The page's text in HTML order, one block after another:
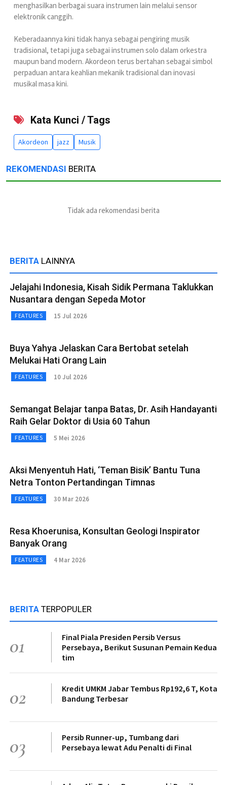
menghasilkan berbagai suara instrumen lain melalui sensor
elektronik canggih.
Keberadaannya kini tidak hanya sebagai pengiring musik
tradisional, tetapi juga sebagai instrumen solo dalam orkestra
maupun band modern. Akordeon terus bertahan sebagai simbol
perpaduan antara keahlian mekanik tradisional dan inovasi
musikal masa kini.
Kata Kunci / Tags
Akordeon jazz Musik
REKOMENDASI BERITA
Tidak ada rekomendasi berita
BERITA LAINNYA
Jelajahi Indonesia, Kisah Sidik Permana Taklukkan
Nusantara dengan Sepeda Motor
FEATURES 15 Jul 2026
Buya Yahya Jelaskan Cara Bertobat setelah
Melukai Hati Orang Lain
FEATURES 10 Jul 2026
Semangat Belajar tanpa Batas, Dr. Asih Handayanti
Raih Gelar Doktor di Usia 60 Tahun
FEATURES 5 Mei 2026
Aksi Menyentuh Hati, ‘Teman Bisik’ Bantu Tuna
Netra Tonton Pertandingan Timnas
FEATURES 30 Mar 2026
Resa Khoerunisa, Konsultan Geologi Inspirator
Banyak Orang
FEATURES 4 Mar 2026
BERITA TERPOPULER
01
Final Piala Presiden Persib Versus
Persebaya, Berikut Susunan Pemain Kedua
tim
02
Kredit UMKM Jabar Tembus Rp192,6 T, Kota
Bandung Terbesar
03
Persib Runner-up, Tumbang dari
Persebaya lewat Adu Penalti di Final